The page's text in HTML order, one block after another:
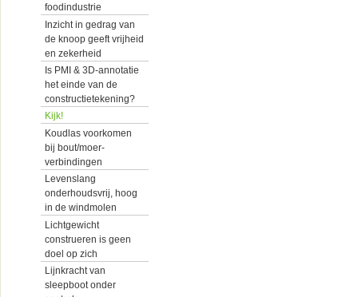
foodindustrie
Inzicht in gedrag van
de knoop geeft vrijheid
en zekerheid
Is PMI & 3D-annotatie
het einde van de
constructietekening?
Kijk!
Koudlas voorkomen
bij bout/moer-
verbindingen
Levenslang
onderhoudsvrij, hoog
in de windmolen
Lichtgewicht
construeren is geen
doel op zich
Lijnkracht van
sleepboot onder